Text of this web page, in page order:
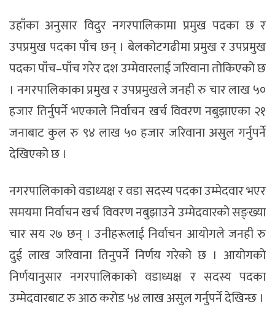
उहाँका अनुसार विदुर नगरपालिकामा प्रमुख पदका छ र
उपप्रमुख पदका पाँच छन् । बेलकोटगढीमा प्रमुख र उपप्रमुख
पदका पाँच–पाँच गरेर दश उम्मेवारलाई जरिवाना तोकिएको छ
। नगरपालिकाका प्रमुख र उपप्रमुखले जनही रु चार लाख ५०
हजार तिर्नुपर्ने भएकाले निर्वाचन खर्च विवरण नबुझाएका २१
जनाबाट कुल रु ९४ लाख ५० हजार जरिवाना असुल गर्नुपर्ने
देखिएको छ ।
नगरपालिकाको वडाध्यक्ष र वडा सदस्य पदका उम्मेदवार भएर
समयमा निर्वाचन खर्च विवरण नबुझाउने उम्मेदवारको सङ्ख्या
चार सय २७ छन् । उनीहरूलाई निर्वाचन आयोगले जनही रु
दुई लाख जरिवाना तिनुपर्ने निर्णय गरेको छ । आयोगको
निर्णयानुसार नगरपालिकाको वडाध्यक्ष र सदस्य पदका
उम्मेदवारबाट रु आठ करोड ५४ लाख असुल गर्नुपर्ने देखिन्छ ।